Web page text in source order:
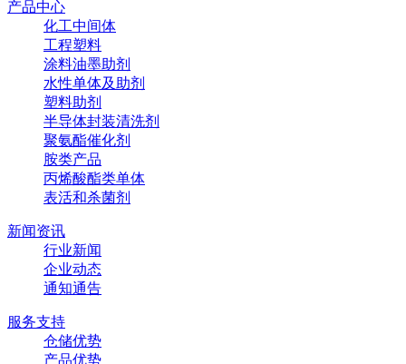
产品中心
化工中间体
工程塑料
涂料油墨助剂
水性单体及助剂
塑料助剂
半导体封装清洗剂
聚氨酯催化剂
胺类产品
丙烯酸酯类单体
表活和杀菌剂
新闻资讯
行业新闻
企业动态
通知通告
服务支持
仓储优势
产品优势